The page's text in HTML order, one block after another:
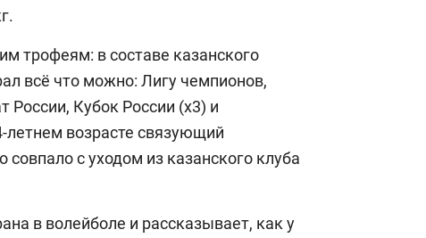
трофеям: в составе казанского
всё что можно: Лигу чемпионов,
Кубок России (х3) и
летнем возрасте связующий
с уходом из казанского клуба
в волейболе и рассказывает, как у